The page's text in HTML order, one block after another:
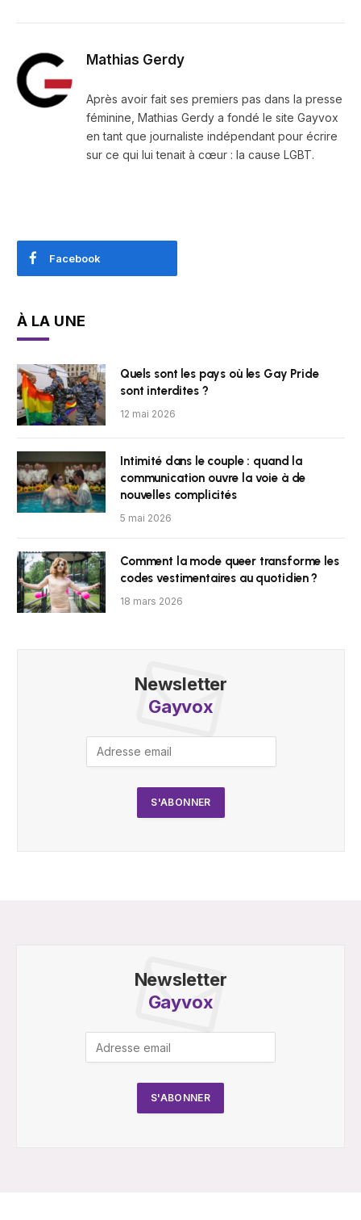
Mathias Gerdy
Après avoir fait ses premiers pas dans la presse
féminine, Mathias Gerdy a fondé le site Gayvox
en tant que journaliste indépendant pour écrire
sur ce qui lui tenait à cœur : la cause LGBT.
Facebook
À LA UNE
Quels sont les pays où les Gay Pride
sont interdites ?
12 mai 2026
Intimité dans le couple : quand la
communication ouvre la voie à de
nouvelles complicités
5 mai 2026
Comment la mode queer transforme les
codes vestimentaires au quotidien ?
18 mars 2026
Newsletter
Gayvox
Newsletter
Gayvox